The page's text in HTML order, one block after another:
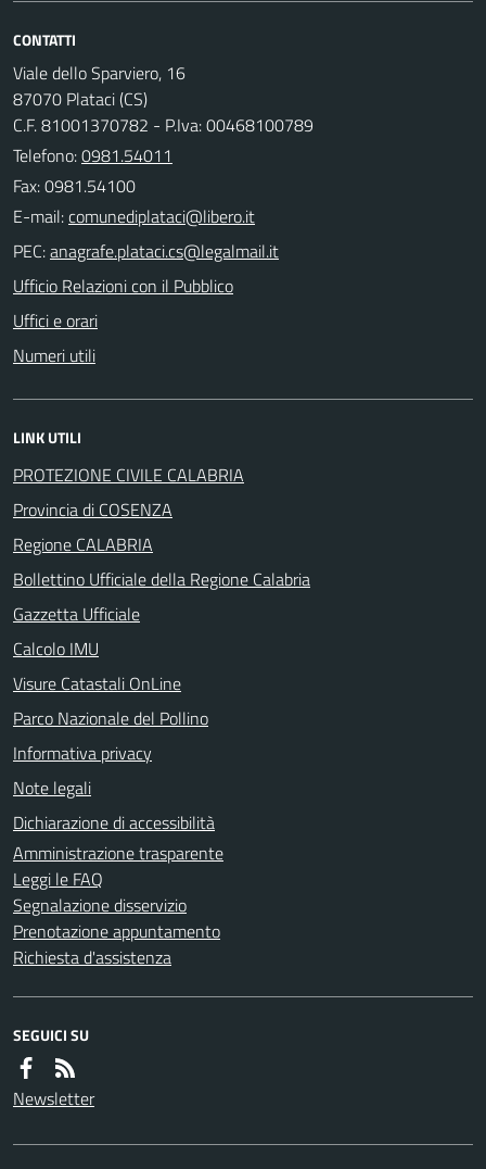
CONTATTI
Viale dello Sparviero, 16
87070 Plataci (CS)
C.F. 81001370782 - P.Iva: 00468100789
Telefono:0981.54011
Fax: 0981.54100
E-mail:
PEC:
Ufficio Relazioni con il Pubblico
Uffici e orari
Numeri utili
LINK UTILI
PROTEZIONE CIVILE CALABRIA
Provincia di COSENZA
Regione CALABRIA
Bollettino Ufficiale della Regione Calabria
Gazzetta Ufficiale
Calcolo IMU
Visure Catastali OnLine
Parco Nazionale del Pollino
Informativa privacy
Note legali
Dichiarazione di accessibilità
Amministrazione trasparente
Leggi le FAQ
Segnalazione disservizio
Prenotazione appuntamento
Richiesta d'assistenza
SEGUICI SU
Newsletter